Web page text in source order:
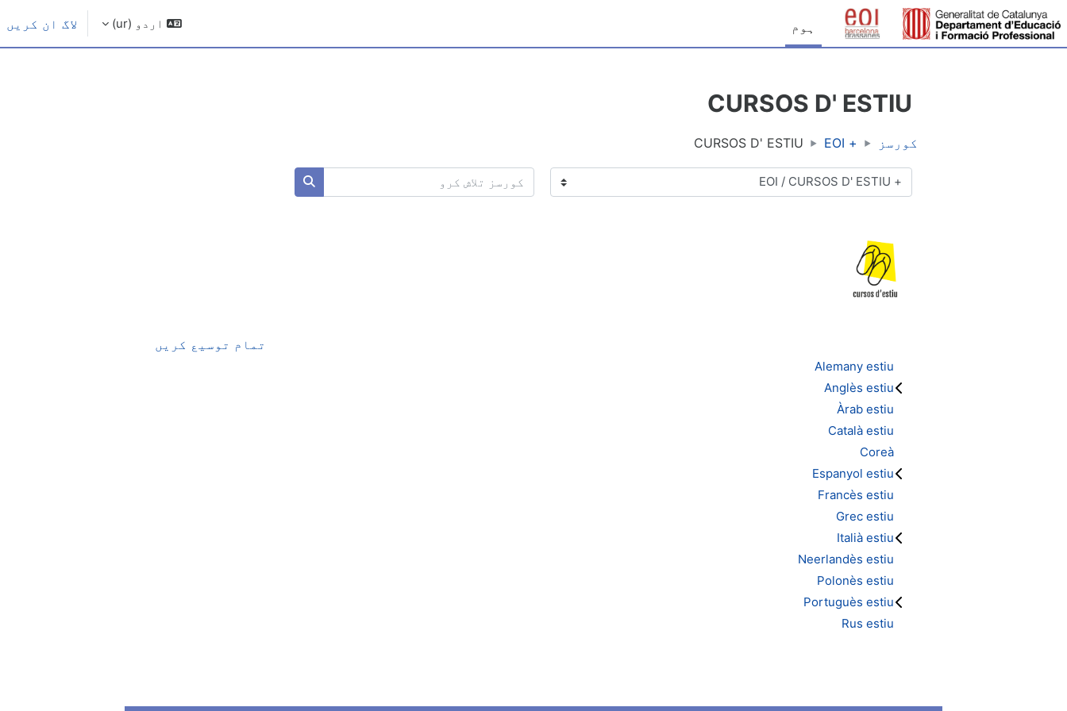
اصل مواد کی طرف جائیں
ہوم
اردو ‎(ur)‎ لاگ ان کریں
CURSOS D' ESTIU
کورسز + EOI
CURSOS D' ESTIU
کورس کی اقسام
کورسز تلاش کرو
کورسز تلاش کرو
تمام توسیع کریں
Alemany estiu
Anglès estiu
Àrab estiu
Català estiu
Coreà
Espanyol estiu
Francès estiu
Grec estiu
Italià estiu
Neerlandès estiu
Polonès estiu
Portuguès estiu
Rus estiu